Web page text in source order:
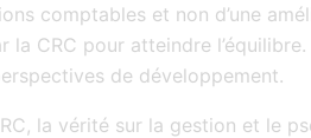
comptables et non d’une
CRC pour atteindre
de développement.
la vérité sur la gestion et le